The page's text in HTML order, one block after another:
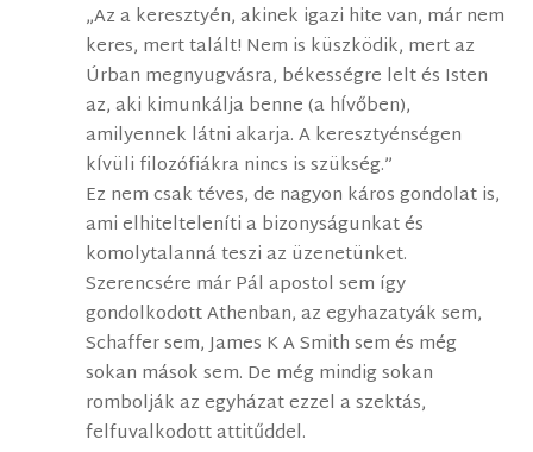
„Az a keresztyén, akinek igazi hite van, már nem
keres, mert talált! Nem is küszködik, mert az
Úrban megnyugvásra, békességre lelt és Isten
az, aki kimunkálja benne (a hÍvőben),
amilyennek látni akarja. A keresztyénségen
kÍvüli filozófiákra nincs is szükség.”
Ez nem csak téves, de nagyon káros gondolat is,
ami elhitelteleníti a bizonyságunkat és
komolytalanná teszi az üzenetünket.
Szerencsére már Pál apostol sem így
gondolkodott Athenban, az egyhazatyák sem,
Schaffer sem, James K A Smith sem és még
sokan mások sem. De még mindig sokan
rombolják az egyházat ezzel a szektás,
felfuvalkodott attitűddel.